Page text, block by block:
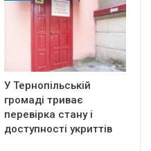
У Тернопільській
громаді триває
перевірка стану і
доступності укриттів